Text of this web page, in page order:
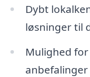
Dybt
løsninger til
Mulighed